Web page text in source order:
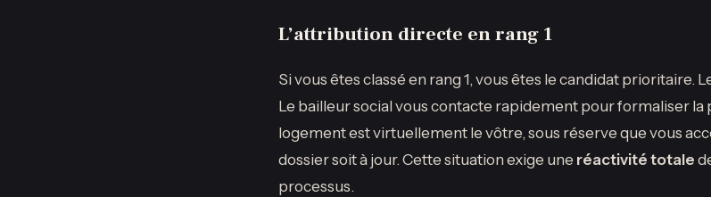
L’attribution directe en rang 1
Si vous êtes classé en rang 1, vous êtes le candidat prioritaire.
Le bailleur social vous contacte rapidement pour formaliser la
logement est virtuellement le vôtre, sous réserve que vous
dossier soit à jour. Cette situation exige une réactivité totale
processus.